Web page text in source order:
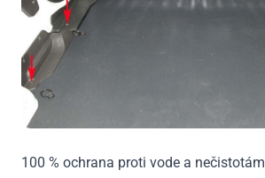
100 % ochrana proti vode a nečistotám